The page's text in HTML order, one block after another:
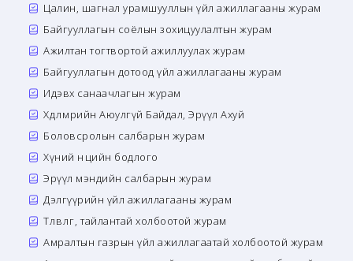
Цалин, шагнал урамшууллын үйл ажиллагааны журам
Байгууллагын соёлын зохицуулалтын журам
Ажилтан тогтвортой ажиллуулах журам
Байгууллагын дотоод үйл ажиллагааны журам
Идэвх санаачлагын журам
Хөдөлмөрийн Аюулгүй Байдал, Эрүүл Ахуй
Боловсролын салбарын журам
Хүний нөөцийн бодлого
Эрүүл мэндийн салбарын журам
Дэлгүүрийн үйл ажиллагааны журам
Төлөвлөгөө, тайлантай холбоотой журам
Амралтын газрын үйл ажиллагаатай холбоотой журам